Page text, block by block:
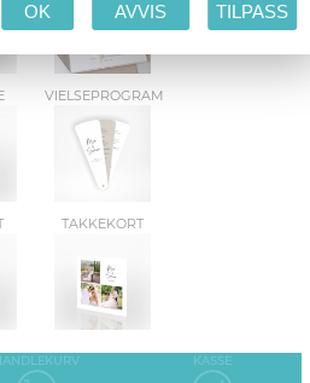
VIELSEPROGRAM
TAKKEKORT
KASSE
OK AVVIS TILPASS